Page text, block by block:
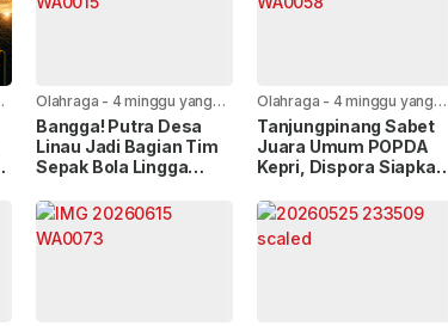
Olahraga - 4 minggu yang
lalu
Bangga! Putra Desa
Linau Jadi Bagian Tim
Sepak Bola Lingga
Kepri 2026
Olahraga - 4 minggu yang
lalu
Tanjungpinang Sabet
Juara Umum POPDA
Kepri, Dispora Siapkan